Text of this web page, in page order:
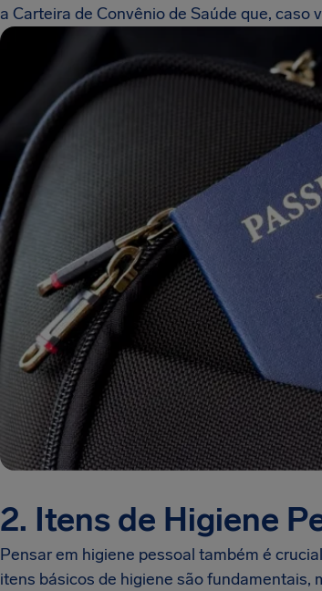
a Carteira de Convênio de Saúde que,
2. Itens de Higiene
Pensar em higiene pessoal também é
itens básicos de higiene são fundamentais,